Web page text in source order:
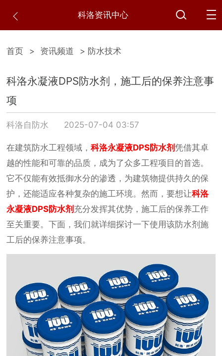
科洛资讯中心
首页 > 资讯频道 > 防水技术
科洛永凝液DPS防水剂，施工后的保养注意事
项
科洛自防水 2025-07-04 03:57
在建筑防水工程领域，科洛永凝液DPS防水剂凭借其卓
越的性能和可靠的品质，成为了众多工程项目的首选。
它不仅能有效抵御水分的渗透，为建筑物提供持久的保
护，还能适应各种复杂的施工环境。然而，要想让科洛
永凝液DPS防水剂 充分发挥其优势，施工后的保养工作
至关重要。下面，我们就详细探讨一下使用该防水剂施
工后的保养注意事项。